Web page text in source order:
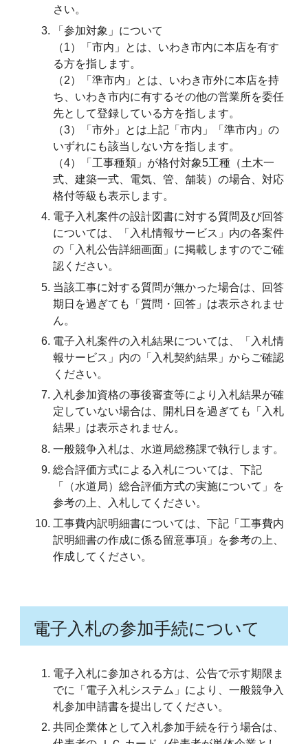
さい。
「参加対象」について
（1）「市内」とは、いわき市内に本店を有す
る方を指します。
（2）「準市内」とは、いわき市外に本店を持
ち、いわき市内に有するその他の営業所を委任
先として登録している方を指します。
（3）「市外」とは上記「市内」「準市内」の
いずれにも該当しない方を指します。
（4）「工事種類」が格付対象5工種（土木一
式、建築一式、電気、管、舗装）の場合、対応
格付等級も表示します。
電子入札案件の設計図書に対する質問及び回答
については、「入札情報サービス」内の各案件
の「入札公告詳細画面」に掲載しますのでご確
認ください。
当該工事に対する質問が無かった場合は、回答
期日を過ぎても「質問・回答」は表示されませ
ん。
電子入札案件の入札結果については、「入札情
報サービス」内の「入札契約結果」からご確認
ください。
入札参加資格の事後審査等により入札結果が確
定していない場合は、開札日を過ぎても「入札
結果」は表示されません。
一般競争入札は、水道局総務課で執行します。
総合評価方式による入札については、下記
「（水道局）総合評価方式の実施について」を
参考の上、入札してください。
工事費内訳明細書については、下記「工事費内
訳明細書の作成に係る留意事項」を参考の上、
作成してください。
電子入札の参加手続について
電子入札に参加される方は、公告で示す期限ま
でに「電子入札システム」により、一般競争入
札参加申請書を提出してください。
共同企業体として入札参加手続を行う場合は、